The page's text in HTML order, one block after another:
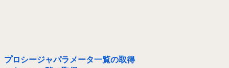
プロシージャパラメータ一覧の取得